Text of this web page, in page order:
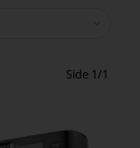
Side 1/1